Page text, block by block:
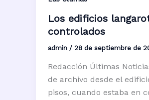
Los edificios
controlados
admin / 28 de septiembre de
Redacción Últimas
de archivo desde el
pisos, cuando estaba en